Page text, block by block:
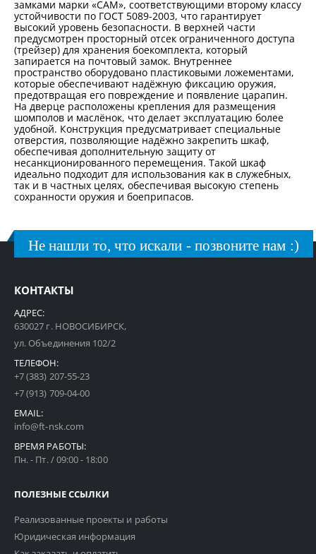
замками марки «САМ», соответствующими второму классу
устойчивости по ГОСТ 5089-2003, что гарантирует
высокий уровень безопасности. В верхней части
предусмотрен просторный отсек ограниченного доступа
(трейзер) для хранения боекомплекта, который
запирается на почтовый замок. Внутреннее
пространство оборудовано пластиковыми ложементами,
которые обеспечивают надёжную фиксацию оружия,
предотвращая его повреждение и появление царапин.
На дверце расположены крепления для размещения
шомполов и маслёнок, что делает эксплуатацию более
удобной. Конструкция предусматривает специальные
отверстия, позволяющие надёжно закрепить шкаф,
обеспечивая дополнительную защиту от
несанкционированного перемещения. Такой шкаф
идеально подходит для использования как в служебных,
так и в частных целях, обеспечивая высокую степень
сохранности оружия и боеприпасов.
Не нашли то, что искали - позвоните нам :)
КОНТАКТЫ
АДРЕС:
630027 г. НОВОСИБИРСК,
ул. Объединения 102/2
ТЕЛЕФОН:
+7 (383) 207-55-23
+7 (913) 709-04-00
EMAIL:
info@ft-nsk.com
ВРЕМЯ РАБОТЫ:
Пн. - Пт. / 09:00 - 18:00
ПОЛЕЗНЫЕ ССЫЛКИ
Реализованные проекты и работы
Юридическая информация